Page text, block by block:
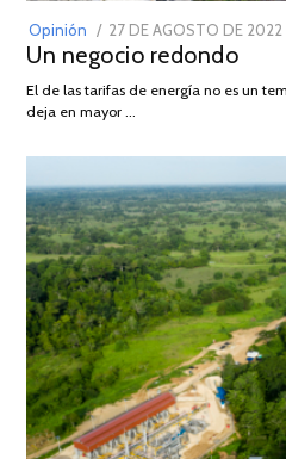
Opinión
POSTED
ON
27 DE AGOSTO DE 2022
Un negocio redondo
El de las tarifas de energía no es un
deja en mayor …